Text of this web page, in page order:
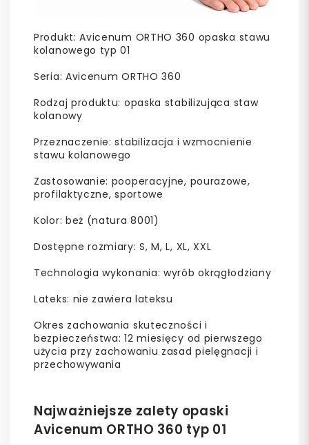
Produkt: Avicenum ORTHO 360 opaska stawu
kolanowego typ 01
Seria: Avicenum ORTHO 360
Rodzaj produktu: opaska stabilizująca staw
kolanowy
Przeznaczenie: stabilizacja i wzmocnienie
stawu kolanowego
Zastosowanie: pooperacyjne, pourazowe,
profilaktyczne, sportowe
Kolor: beż (natura 8001)
Dostępne rozmiary: S, M, L, XL, XXL
Technologia wykonania: wyrób okrągłodziany
Lateks: nie zawiera lateksu
Okres zachowania skuteczności i
bezpieczeństwa: 12 miesięcy od pierwszego
użycia przy zachowaniu zasad pielęgnacji i
przechowywania
Najważniejsze zalety opaski
Avicenum ORTHO 360 typ 01